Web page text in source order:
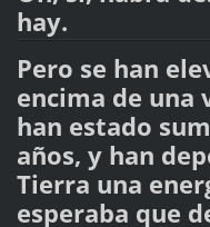
hay.
Pero se han
encima de una
han estado
años, y han
Tierra una
esperaba que